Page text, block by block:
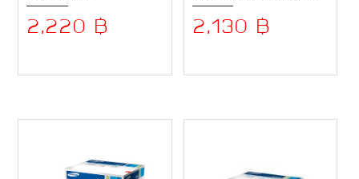
2,220 ฿ 2,130 ฿